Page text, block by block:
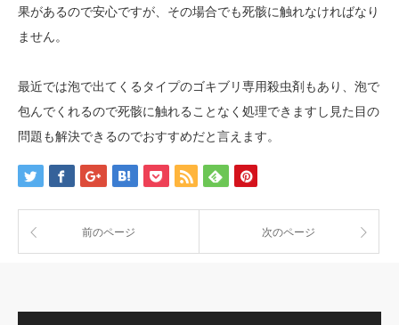
果があるので安心ですが、その場合でも死骸に触れなければなり
ません。
最近では泡で出てくるタイプのゴキブリ専用殺虫剤もあり、泡で
包んでくれるので死骸に触れることなく処理できますし見た目の
問題も解決できるのでおすすめだと言えます。
前のページ 次のページ